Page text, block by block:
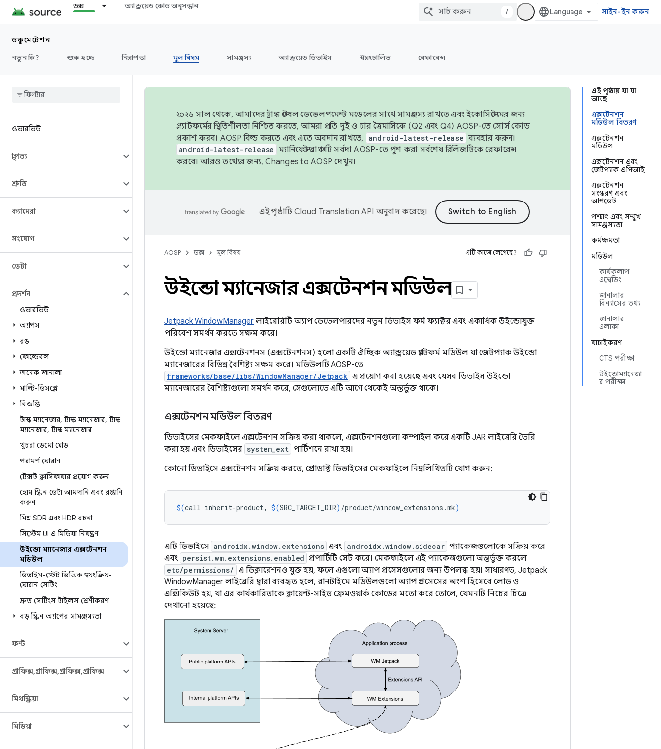
ডক্স অ্যান্ড্রয়েড কোড অনুসন্ধান
/ সাইন-ইন করুন
ডকুমেন্টেশন
নতুন কি?
শুরু হচ্ছে নিরাপত্তা মূল বিষয় সামঞ্জস্য অ্যান্ড্রয়েড ডিভাইস স্বয়ংচালিত রেফারেন্স
ওভারভিউ
স্থাপত্য
শ্রুতি
ক্যামেরা
সংযোগ
ডেটা
প্রদর্শন
ওভারভিউ
অ্যাপস
রঙ
ফোল্ডেবল
অনেক জানালা
মাল্টি-ডিসপ্লে
বিজ্ঞপ্তি
টাস্ক ম্যানেজার, টাস্ক ম্যানেজার, টাস্ক
ম্যানেজার, টাস্ক ম্যানেজার
খুচরা ডেমো মোড
পরামর্শ ঘোরান
টেক্সট ক্লাসিফায়ার প্রয়োগ করুন
হোম স্ক্রিন ডেটা আমদানি এবং রপ্তানি
করুন
মিশ্র SDR এবং HDR রচনা
সিস্টেম UI এ মিডিয়া নিয়ন্ত্রণ
উইন্ডো ম্যানেজার এক্সটেনশন
মডিউল
ডিভাইস-স্টেট ভিত্তিক স্বয়ংক্রিয়-
ঘোরান সেটিং
দ্রুত সেটিংস টাইলস শ্রেণীকরণ
বড় স্ক্রিন অ্যাপের সামঞ্জস্যতা
ফন্ট
গ্রাফিক্স,গ্রাফিক্স,গ্রাফিক্স,গ্রাফিক্স
মিথস্ক্রিয়া
মিডিয়া
এই পৃষ্ঠায় যা যা
আছে
এক্সটেনশন
মডিউল বিতরণ
এক্সটেনশন
মডিউল
এক্সটেনশন এবং
জেটপ্যাক এপিআই
এক্সটেনশন
সংস্করণ এবং
আপডেট
পশ্চাৎ এবং সম্মুখ
সামঞ্জস্যতা
কর্মক্ষমতা
মডিউল
কার্যকলাপ
এম্বেডিং
জানালার
বিন্যাসের তথ্য
জানালার
এলাকা
যাচাইকরণ
CTS পরীক্ষা
উইন্ডোম্যানেজা
র পরীক্ষা
২০২৬ সাল থেকে, আমাদের ট্রাঙ্ক স্টেবল ডেভেলপমেন্ট মডেলের সাথে সামঞ্জস্য রাখতে এবং ইকোসিস্টেমের জন্য
প্ল্যাটফর্মের স্থিতিশীলতা নিশ্চিত করতে, আমরা প্রতি দুই ও চার ত্রৈমাসিকে (Q2 এবং Q4) AOSP-তে সোর্স কোড
প্রকাশ করব। AOSP বিল্ড করতে এবং এতে অবদান রাখতে,
android-latest-release ব্যবহার করুন।
android-latest-release ম্যানিফেস্ট ব্রাঞ্চটি সর্বদা AOSP-তে পুশ করা সর্বশেষ রিলিজটিকে রেফারেন্স
করবে। আরও তথ্যের জন্য,Changes to AOSP দেখুন।
এই পৃষ্ঠাটিCloud Translation API অনুবাদ করেছে।
AOSP ডক্স মূল বিষয় এটি কাজে লেগেছে?
উইন্ডো ম্যানেজার এক্সটেনশন মডিউল
Jetpack WindowManager লাইব্রেরিটি অ্যাপ ডেভেলপারদের নতুন ডিভাইস ফর্ম ফ্যাক্টর এবং একাধিক উইন্ডোযুক্ত
পরিবেশ সমর্থন করতে সক্ষম করে।
উইন্ডো ম্যানেজার এক্সটেনশনস (এক্সটেনশনস) হলো একটি ঐচ্ছিক অ্যান্ড্রয়েড প্ল্যাটফর্ম মডিউল যা জেটপ্যাক উইন্ডো
ম্যানেজারের বিভিন্ন বৈশিষ্ট্য সক্ষম করে। মডিউলটি AOSP-তে
frameworks/base/libs/WindowManager/Jetpack এ প্রয়োগ করা হয়েছে এবং যেসব ডিভাইস উইন্ডো
ম্যানেজারের বৈশিষ্ট্যগুলো সমর্থন করে, সেগুলোতে এটি আগে থেকেই অন্তর্ভুক্ত থাকে।
এক্সটেনশন মডিউল বিতরণ
ডিভাইসের মেকফাইলে এক্সটেনশন সক্রিয় করা থাকলে, এক্সটেনশনগুলো কম্পাইল করে একটি JAR লাইব্রেরি তৈরি
করা হয় এবং ডিভাইসের system_ext পার্টিশনে রাখা হয়।
কোনো ডিভাইসে এক্সটেনশন সক্রিয় করতে, প্রোডাক্ট ডিভাইসের মেকফাইলে নিম্নলিখিতটি যোগ করুন:
$(call inherit-product, $(SRC_TARGET_DIR) /product/window_extensions.mk)
এটি ডিভাইসে androidx.window.extensions এবং androidx.window.sidecar প্যাকেজগুলোকে সক্রিয় করে
এবং persist.wm.extensions.enabled প্রপার্টিটি সেট করে। মেকফাইলে এই প্যাকেজগুলো অন্তর্ভুক্ত করলে
etc/permissions/ এ ডিক্লারেশনও যুক্ত হয়, ফলে এগুলো অ্যাপ প্রসেসগুলোর জন্য উপলব্ধ হয়। সাধারণত, Jetpack
WindowManager লাইব্রেরি দ্বারা ব্যবহৃত হলে, রানটাইমে মডিউলগুলো অ্যাপ প্রসেসের অংশ হিসেবে লোড ও
এক্সিকিউট হয়, যা এর কার্যকারিতাকে ক্লায়েন্ট-সাইড ফ্রেমওয়ার্ক কোডের মতো করে তোলে, যেমনটি নিচের চিত্রে
দেখানো হয়েছে: